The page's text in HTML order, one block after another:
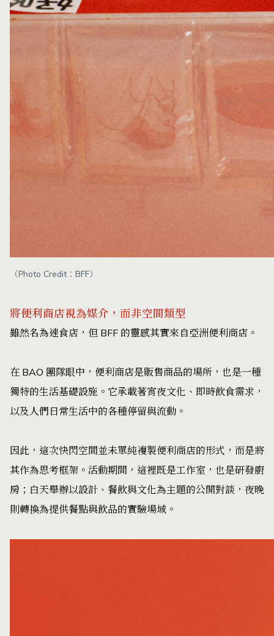
（Photo Credit：BFF）
將便利商店視為媒介，而非空間類型
雖然名為速食店，但 BFF 的靈感其實來自亞洲便利商店。
在 BAO 團隊眼中，便利商店是販售商品的場所，也是一種
獨特的生活基礎設施。它承載著宵夜文化、即時飲食需求，
以及人們日常生活中的各種停留與流動。
因此，這次快閃空間並未單純複製便利商店的形式，而是將
其作為思考框架。活動期間，這裡既是工作室，也是研發廚
房；白天舉辦以設計、餐飲與文化為主題的公開對談，夜晚
則轉換為提供餐點與飲品的實驗場域。